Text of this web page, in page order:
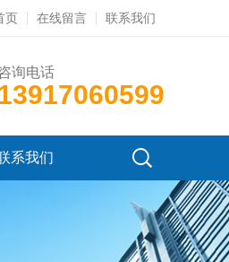
页 在线留言 联系我们
询电话
系我们